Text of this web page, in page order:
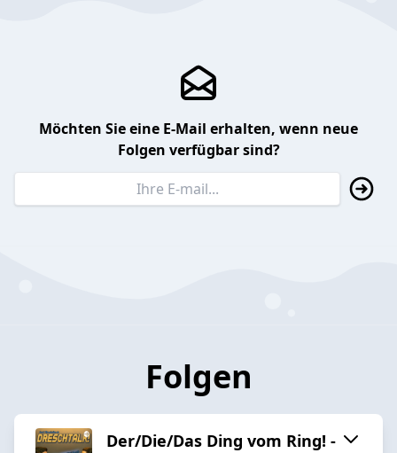
Möchten Sie eine E-Mail erhalten, wenn neue
Folgen verfügbar sind?
Folgen
Der/Die/Das Ding vom Ring! -